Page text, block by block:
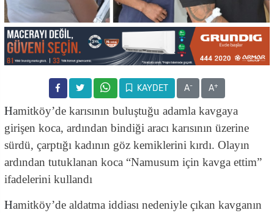
KAYDET A- A+
Hamitköy’de karısının buluştuğu adamla kavgaya
girişen koca, ardından bindiği aracı karısının üzerine
sürdü, çarptığı kadının göz kemiklerini kırdı. Olayın
ardından tutuklanan koca “Namusum için kavga ettim”
ifadelerini kullandı
Hamitköy’de aldatma iddiası nedeniyle çıkan kavganın